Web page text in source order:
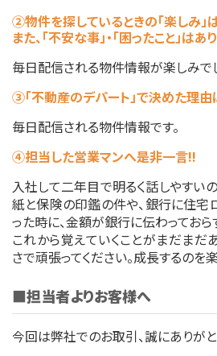
②物件を探しているときの「楽しみ」
また、「不安な事」・「困ったこと」はあ
毎日配信される物件情報が楽しみで
③「不動産のデパート」で決めた理由
毎日配信される物件情報です。
④担当した営業マンへ是非一言!!
入社して二年目で明るく話しやすい
紙と保険の印鑑の件や、銀行に住
った時に、金額が銀行に伝わっておら
これから覚えていくことがまだまだ
さで頑張ってください。成長するのを
■担当者よりお客様へ
今回は弊社でのお取引、誠にありがと